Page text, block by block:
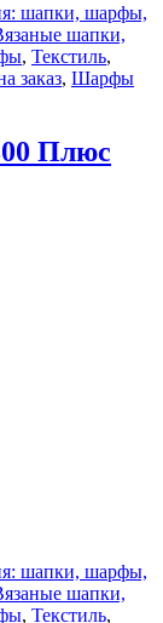
шапки, шарфы,
шапки,
, Текстиль,
заказ, Шарфы
Плюс
шапки, шарфы,
шапки,
, Текстиль,